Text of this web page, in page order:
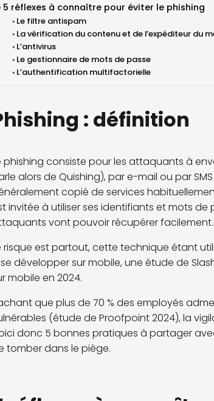
5 réflexes à connaître pour éviter le phishing
Le filtre antispam
La vérification du contenu et de l’expéditeur du
L’antivirus
Le gestionnaire de mots de passe
L’authentification multifactorielle
: définition
phishing consiste pour les attaquants à
alors de Quishing), par e-mail ou par
copié de services
invitée à utiliser ses identifiants et mots de
vont pouvoir récupérer facilement.
risque est partout, cette technique étant
développer sur mobile, une étude de
mobile en 2024.
que plus de 70 % des employés
(étude de Proofpoint 2024), la
donc 5 bonnes pratiques à partager
tomber dans le piège.